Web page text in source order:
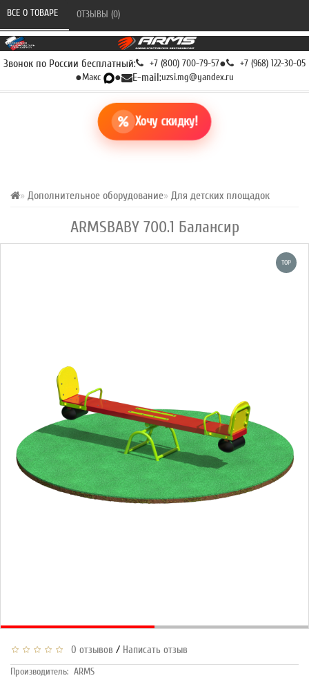
Звонок по России бесплатный: +7 (800) 700-79-57● +7 (968) 122-30-05
●Макс ● E-mail:uzsi.mg@yandex.ru
Хочу скидку!
Дополнительное оборудование Для детских площадок
ARMSBABY 700.1 Балансир
ВСЕ О ТОВАРЕ ОТЗЫВЫ (0)
TOP
0 отзывов / Написать отзыв
Производитель: ARMS